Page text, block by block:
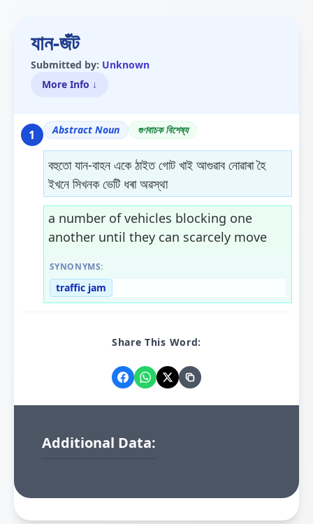
যান-জঁট
Submitted by: Unknown
More Info ↓
1 Abstract Noun গুণবাচক বিশেষ্য
বহুতো যান-বাহন একে ঠাইত গোট খাই আগুৱাব নোৱাৰা হৈ
ইখনে সিখনক ভেটি ধৰা অৱস্থা
a number of vehicles blocking one
another until they can scarcely move
SYNONYMS:
traffic jam
Share This Word:
Additional Data: